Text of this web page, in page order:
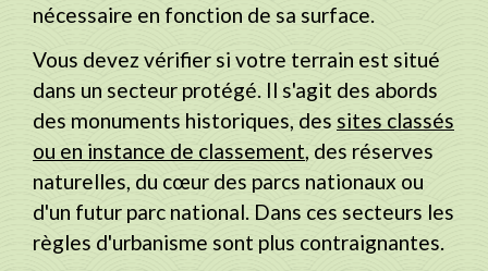
nécessaire en fonction de sa surface.
Vous devez vérifier si votre terrain est situé
dans un secteur protégé. Il s'agit des abords
des monuments historiques, des sites classés
ou en instance de classement, des réserves
naturelles, du cœur des parcs nationaux ou
d'un futur parc national. Dans ces secteurs les
règles d'urbanisme sont plus contraignantes.